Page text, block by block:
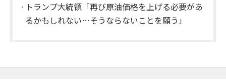
トランプ大統領「再び原油価格を上げる必要があ
るかもしれない…そうならないことを願う」